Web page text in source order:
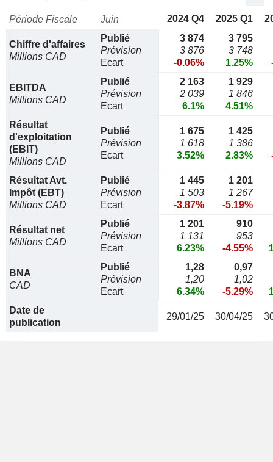
Période Fiscale Juin 2024 Q4 2025 Q1
Chiffre d'affaires
Millions CAD
Publié
Prévision
Ecart
3 874
3 876
-0.06%
3 795
3 748
1.25%
EBITDA
Millions CAD
Publié
Prévision
Ecart
2 163
2 039
6.1%
1 929
1 846
4.51%
Résultat
d'exploitation
(EBIT)
Millions CAD
Publié
Prévision
Ecart
1 675
1 618
3.52%
1 425
1 386
2.83%
Résultat Avt.
Impôt (EBT)
Millions CAD
Publié
Prévision
Ecart
1 445
1 503
-3.87%
1 201
1 267
-5.19%
Résultat net
Millions CAD
Publié
Prévision
Ecart
1 201
1 131
6.23%
910
953
-4.55%
BNA
CAD
Publié
Prévision
Ecart
1,28
1,20
6.34%
0,97
1,02
-5.29%
Date de
publication
29/01/25 30/04/25